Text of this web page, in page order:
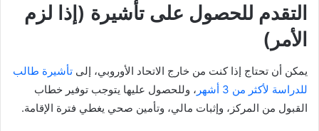
التقدم للحصول على تأشيرة (إذا لزم
الأمر)
يمكن أن تحتاج إذا كنت من خارج الاتحاد الأوروبي، إلى تأشيرة طالب
للدراسة لأكثر من 3 أشهر
، وللحصول عليها يتوجب توفير خطاب
القبول من المركز، وإثبات مالي، وتأمين صحي يغطي فترة الإقامة.